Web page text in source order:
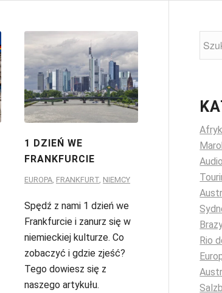
1 DZIEŃ WE
FRANKFURCIE
EUROPA, FRANKFURT, NIEMCY
Spędź z nami 1 dzień we
Frankfurcie i zanurz się w
niemieckiej kulturze. Co
zobaczyć i gdzie zjeść?
Tego dowiesz się z
naszego artykułu.
Rio